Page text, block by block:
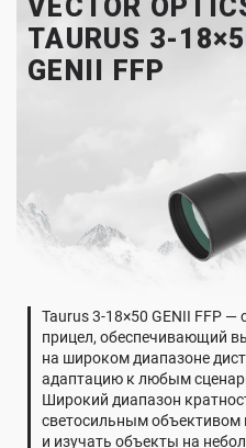
VECTOR
TAURUS 3-
GENII FFP
Taurus 3-18×50 GENII FFP
прицел, обеспечивающий
на широком диапазоне
адаптацию к любым
Широкий диапазон
светосильным объективом
и изучать объекты на